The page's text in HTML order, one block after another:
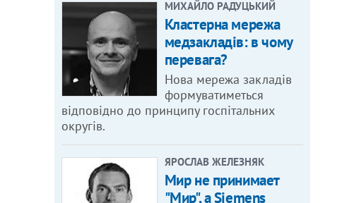
МИХАЙЛО РАДУЦЬКИЙ
Кластерна мережа
медзакладів: в чому
перевага?
Нова мережа закладів
формуватиметься
відповідно до принципу госпітальних
округів.
ЯРОСЛАВ ЖЕЛЕЗНЯК
Мир не принимает
"Мир", а Siemens